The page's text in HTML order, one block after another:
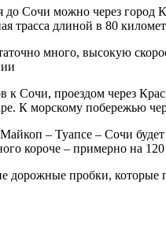
Сочи можно через
трасса длиной в 80
много, высокую
к Сочи, проездом через
К морскому побережью
– Туапсе – Сочи
короче – примерно на
пробки, которые